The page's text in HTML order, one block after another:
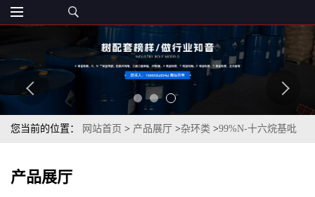
您当前的位置： 网站首页 > 产品展厅 >杂环类 >99%N-十六烷基吡
产品展厅